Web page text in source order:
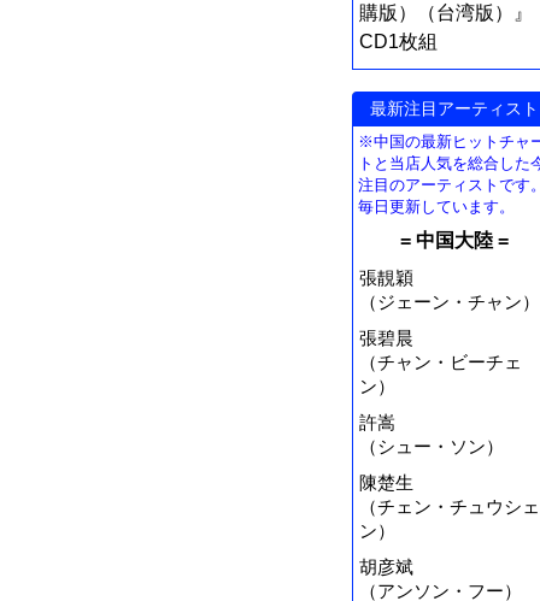
購版）（台湾版）』
CD1枚組
最新注目アーティスト
※中国の最新ヒットチャ
トと当店人気を総合した
注目のアーティストです。
毎日更新しています。
= 中国大陸 =
張靚穎
（ジェーン・チャン）
張碧晨
（チャン・ビーチェ
ン）
許嵩
（シュー・ソン）
陳楚生
（チェン・チュウシェ
ン）
胡彦斌
（アンソン・フー）